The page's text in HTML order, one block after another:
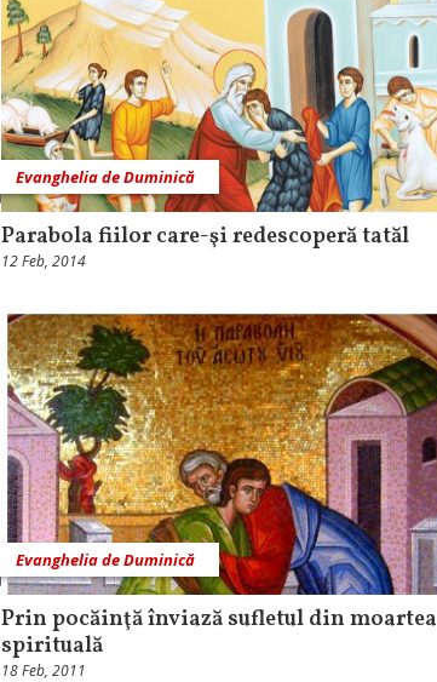
Evanghelia de Duminică
Parabola fiilor care-şi redescoperă tatăl
12 Feb, 2014
Evanghelia de Duminică
Prin pocăinţă înviază sufletul din moartea
spirituală
18 Feb, 2011